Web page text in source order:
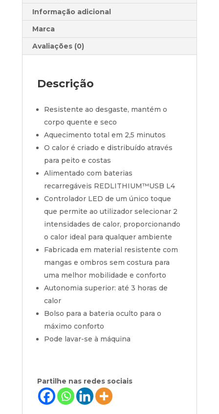
Informação adicional
Marca
Avaliações (0)
Descrição
Resistente ao desgaste, mantém o
corpo quente e seco
Aquecimento total em 2,5 minutos
O calor é criado e distribuído através
para peito e costas
Alimentado com baterias
recarregáveis REDLITHIUM™USB L4
Controlador LED de um único toque
que permite ao utilizador selecionar 2
intensidades de calor, proporcionando
o calor ideal para qualquer ambiente
Fabricada em material resistente com
mangas e ombros sem costura para
uma melhor mobilidade e conforto
Autonomia superior: até 3 horas de
calor
Bolso para a bateria oculto para o
máximo conforto
Pode lavar-se à máquina
Partilhe nas redes sociais